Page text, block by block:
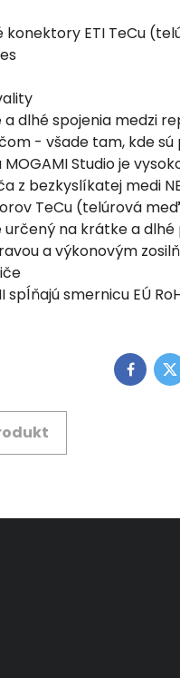
konektory ETI TeCu
dlhé spojenia medzi
- všade tam, kde
Studio je
z bezkyslíkatej medi
TeCu (telúrová
určený na krátke a
a výkonovým
smernicu EÚ